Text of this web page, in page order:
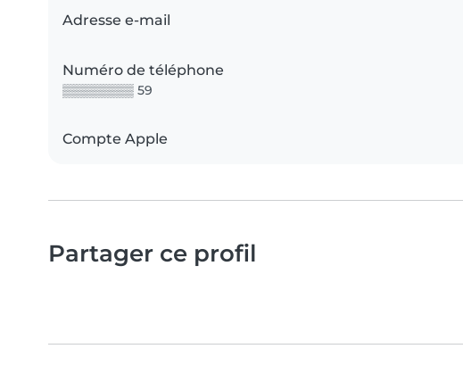
Adresse e-mail
Numéro de téléphone
▒▒▒▒▒▒▒▒ 59
Compte Apple
Partager ce profil